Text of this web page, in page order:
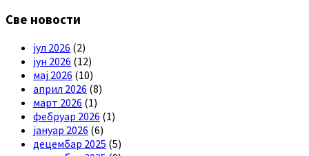
Све новости
јул 2026 (2)
јун 2026 (12)
мај 2026 (10)
април 2026 (8)
март 2026 (1)
фебруар 2026 (1)
јануар 2026 (6)
децембар 2025 (5)